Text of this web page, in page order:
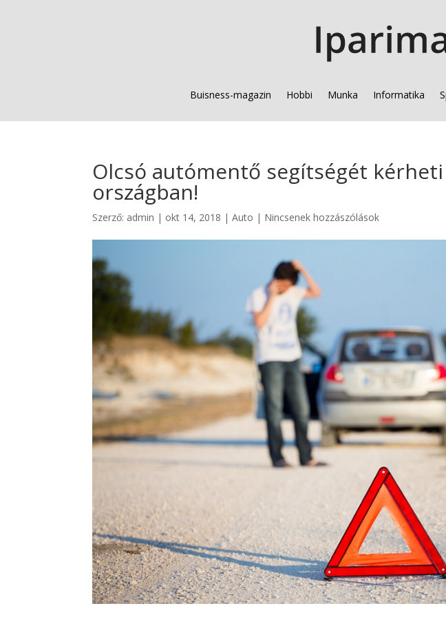
Buisness-magazin Hobbi Munka Informatika
Olcsó autómentő segítségét
országban!
Szerző: admin | okt 14, 2018 |Auto | Nincsenek hozzászólások